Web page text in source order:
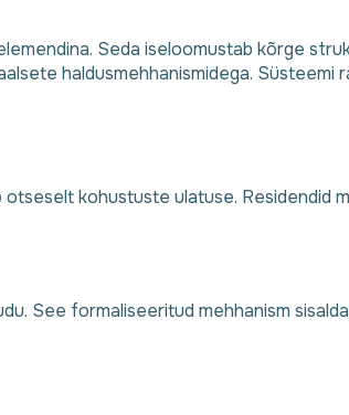
Seda iseloomustab kõrge
haldusmehhanismidega.
kohustuste ulatuse. Residendid
See formaliseeritud mehhanism